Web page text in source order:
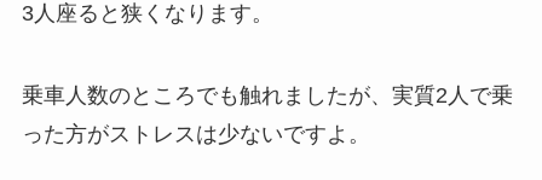
3人座ると狭くなります。
乗車人数のところでも触れましたが、実質2人で乗
った方がストレスは少ないですよ。